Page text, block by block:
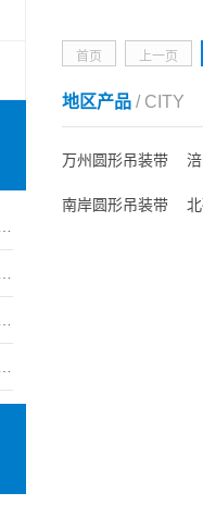
首页 上一页
地区产品 / CITY
万州圆形吊装带
南岸圆形吊装带